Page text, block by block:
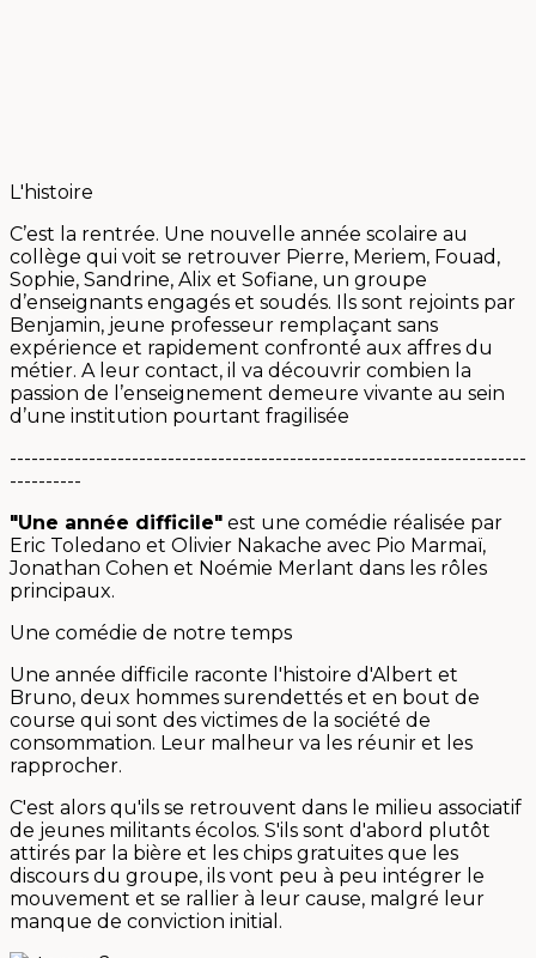
L'histoire
C’est la rentrée. Une nouvelle année scolaire au
collège qui voit se retrouver Pierre, Meriem, Fouad,
Sophie, Sandrine, Alix et Sofiane, un groupe
d’enseignants engagés et soudés. Ils sont rejoints par
Benjamin, jeune professeur remplaçant sans
expérience et rapidement confronté aux affres du
métier. A leur contact, il va découvrir combien la
passion de l’enseignement demeure vivante au sein
d’une institution pourtant fragilisée
------------------------------------------------------------------------
----------
"Une année difficile" est une comédie réalisée par
Eric Toledano et Olivier Nakache avec Pio Marmaï,
Jonathan Cohen et Noémie Merlant dans les rôles
principaux.
Une comédie de notre temps
Une année difficile raconte l'histoire d'Albert et
Bruno, deux hommes surendettés et en bout de
course qui sont des victimes de la société de
consommation. Leur malheur va les réunir et les
rapprocher.
C'est alors qu'ils se retrouvent dans le milieu associatif
de jeunes militants écolos. S'ils sont d'abord plutôt
attirés par la bière et les chips gratuites que les
discours du groupe, ils vont peu à peu intégrer le
mouvement et se rallier à leur cause, malgré leur
manque de conviction initial.